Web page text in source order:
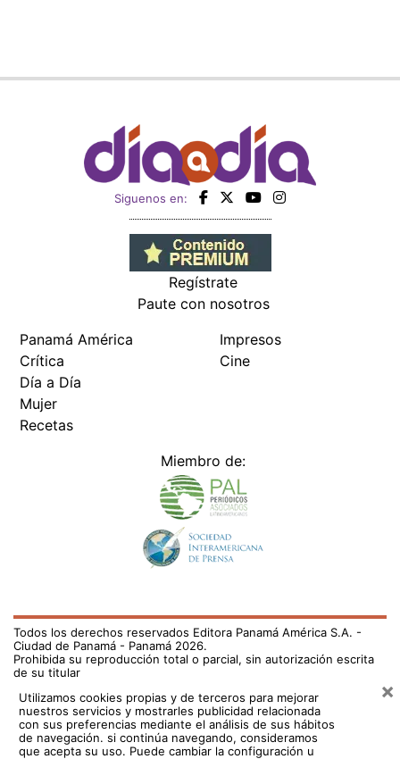
Siguenos en:
Regístrate
Paute con nosotros
Panamá América
Crítica
Día a Día
Mujer
Recetas
Impresos
Cine
Miembro de:
Todos los derechos reservados Editora Panamá América S.A. -
Ciudad de Panamá - Panamá 2026.
Prohibida su reproducción total o parcial, sin autorización escrita
de su titular
Utilizamos cookies propias y de terceros para mejorar
nuestros servicios y mostrarles publicidad relacionada
con sus preferencias mediante el análisis de sus hábitos
de navegación. si continúa navegando, consideramos
que acepta su uso. Puede cambiar la configuración u
×